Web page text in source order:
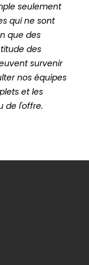
seulement
qui ne sont
que des
des
survenir
nos équipes
et les
de l'offre.